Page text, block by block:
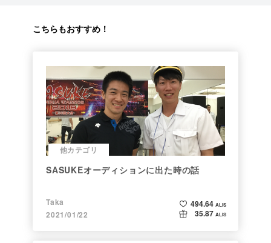
こちらもおすすめ！
他カテゴリ
SASUKEオーディションに出た時の話
Taka
2021/01/22
494.64 ALIS
35.87 ALIS